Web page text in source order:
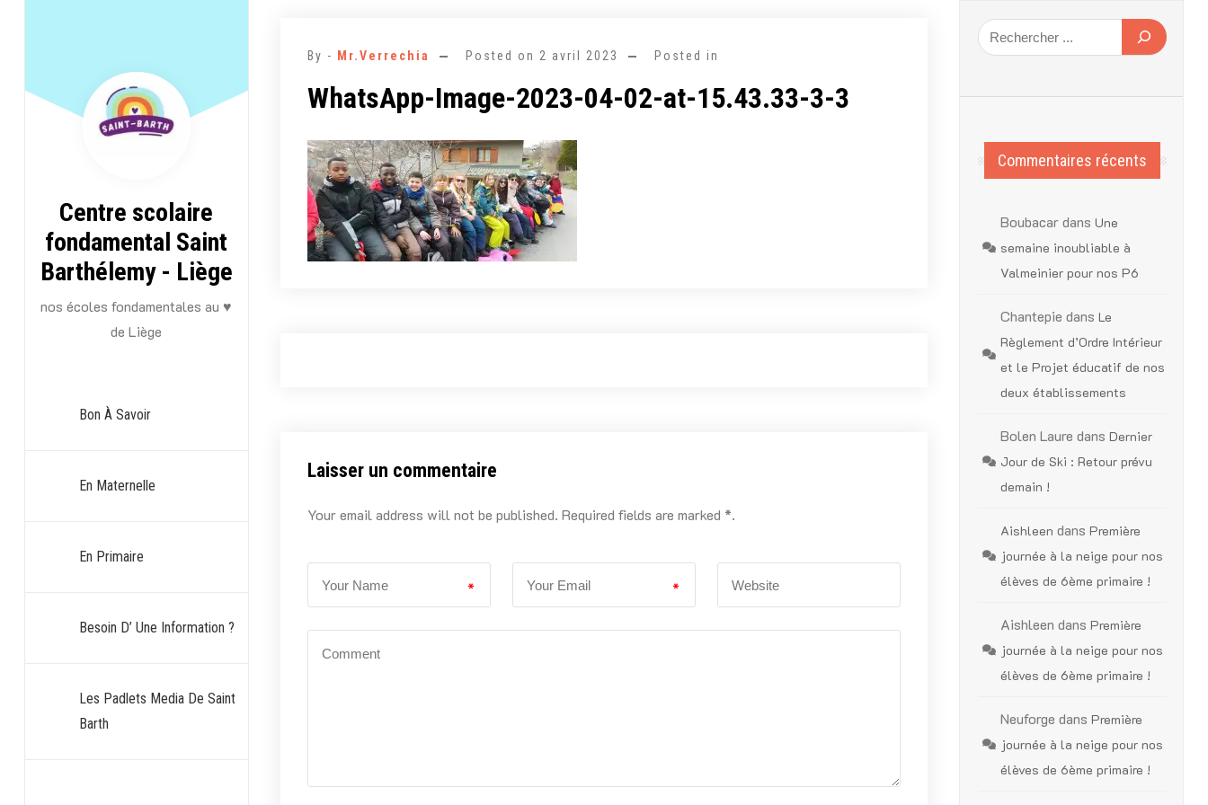
Centre scolaire
fondamental Saint
Barthélemy - Liège
nos écoles fondamentales au ♥
de Liège
Bon À Savoir
En Maternelle
En Primaire
Besoin D’ Une Information ?
Les Padlets Media De Saint
Barth
By - Mr.Verrechia Posted on 2 avril 2023 Posted in
WhatsApp-Image-2023-04-02-at-15.43.33-3-3
Laisser un commentaire
Your email address will not be published. Required fields are marked *.
* *
Commentaires récents
BoubacardansUne
semaine inoubliable à
Valmeinier pour nos P6
Chantepie dansLe
Règlement d’Ordre Intérieur
et le Projet éducatif de nos
deux établissements
Bolen Laure dansDernier
Jour de Ski : Retour prévu
demain !
Aishleen dansPremière
journée à la neige pour nos
élèves de 6ème primaire !
Aishleen dansPremière
journée à la neige pour nos
élèves de 6ème primaire !
Neuforge dansPremière
journée à la neige pour nos
élèves de 6ème primaire !